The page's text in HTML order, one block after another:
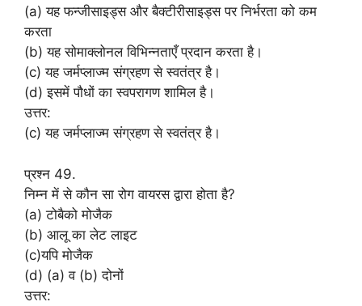
(a) यह फन्जीसाइड्स और बैक्टीरीसाइड्स पर निर्भरता को कम
करता
(b) यह सोमाक्लोनल विभिन्नताएँ प्रदान करता है।
(c) यह जर्मप्लाज्म संग्रहण से स्वतंत्र है।
(d) इसमें पौधों का स्वपरागण शामिल है।
उत्तर:
(c) यह जर्मप्लाज्म संग्रहण से स्वतंत्र है।
प्रश्न 49.
निम्न में से कौन सा रोग वायरस द्वारा होता है?
(a) टोबैको मोजैक
(b) आलू का लेट लाइट
(c)यपि मोजैक
(d) (a) व (b) दोनों
उत्तर: